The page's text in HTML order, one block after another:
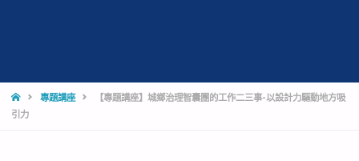
專題講座
【專題講座】城鄉治理智囊團的工作二三事-以設計力驅動地方吸
引力